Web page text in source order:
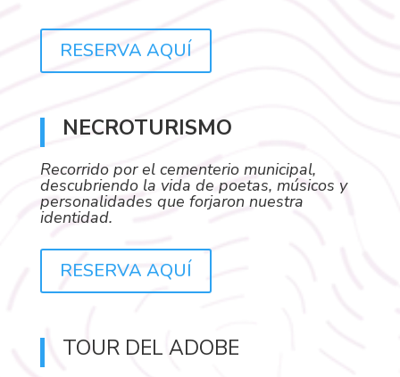
RESERVA AQUÍ
NECROTURISMO
Recorrido por el cementerio municipal,
descubriendo la vida de poetas, músicos y
personalidades que forjaron nuestra
identidad.
RESERVA AQUÍ
TOUR DEL ADOBE